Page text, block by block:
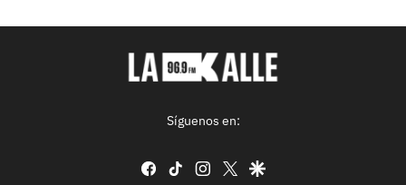
Síguenos en:
facebook
tiktok instagram
twittergoogle